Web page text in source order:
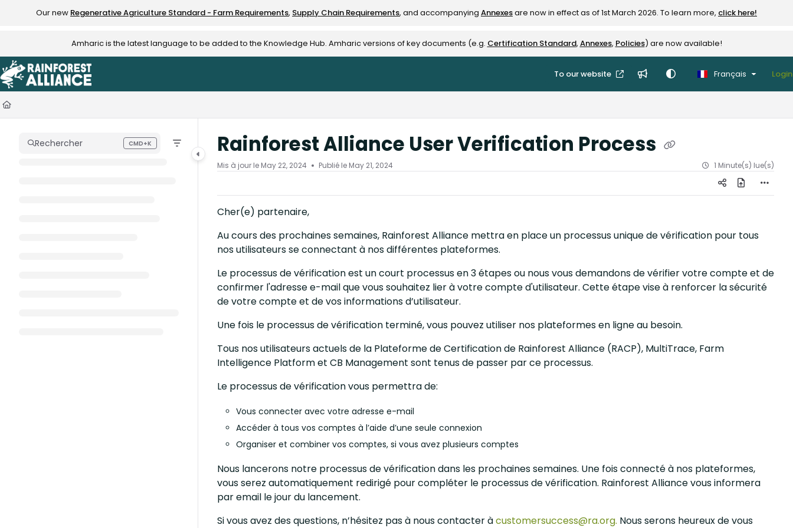
Documentation Index
Use this file to discover all available pages before exploring further.
Our new Regenerative Agriculture Standard - Farm Requirements, Supply Chain Requirements, and accompanying Annexesare now in effect as of 1st March 2026. To learn more, click here!
Amharic is the latest language to be added to the Knowledge Hub. Amharic versions of key documents (e.g. Certification Standard, Annexes, Policies) are now available!
To our website Français Login
Rechercher CMD+K
Press CMD+K to open search Rainforest Alliance User Verification Process
Mis à jour le May 22, 2024 Publié le May 21, 2024 1 Minute(s) lue(s)
Cher(e) partenaire,
Au cours des prochaines semaines, Rainforest Alliance mettra en place un processus unique de vérification pour tous
nos utilisateurs se connectant à nos différentes plateformes.
Le processus de vérification est un court processus en 3 étapes ou nous vous demandons de vérifier votre compte et de
confirmer l'adresse e-mail que vous souhaitez lier à votre compte d'utilisateur. Cette étape vise à renforcer la sécurité
de votre compte et de vos informations d’utilisateur.
Une fois le processus de vérification terminé, vous pouvez utiliser nos plateformes en ligne au besoin.
Tous nos utilisateurs actuels de la Plateforme de Certification de Rainforest Alliance (RACP), MultiTrace, Farm
Intelligence Platform et CB Management sont tenus de passer par ce processus.
Le processus de vérification vous permettra de:
Vous connecter avec votre adresse e-mail
Accéder à tous vos comptes à l’aide d’une seule connexion
Organiser et combiner vos comptes, si vous avez plusieurs comptes
Nous lancerons notre processus de vérification dans les prochaines semaines. Une fois connecté à nos plateformes,
vous serez automatiquement redirigé pour compléter le processus de vérification. Rainforest Alliance vous informera
par email le jour du lancement.
Si vous avez des questions, n’hésitez pas à nous contacter àcustomersuccess@ra.org. Nous serons heureux de vous